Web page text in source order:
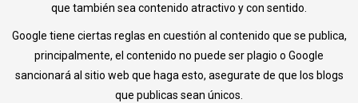
que también sea contenido atractivo y con sentido.
Google tiene ciertas reglas en cuestión al contenido que se publica,
principalmente, el contenido no puede ser plagio o Google
sancionará al sitio web que haga esto, asegurate de que los blogs
que publicas sean únicos.